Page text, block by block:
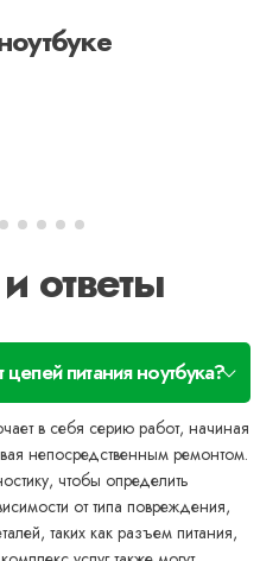
ответы
питания ноутбука?
в себя серию работ, начиная
непосредственным ремонтом.
чтобы определить
от типа повреждения,
таких как разъем питания,